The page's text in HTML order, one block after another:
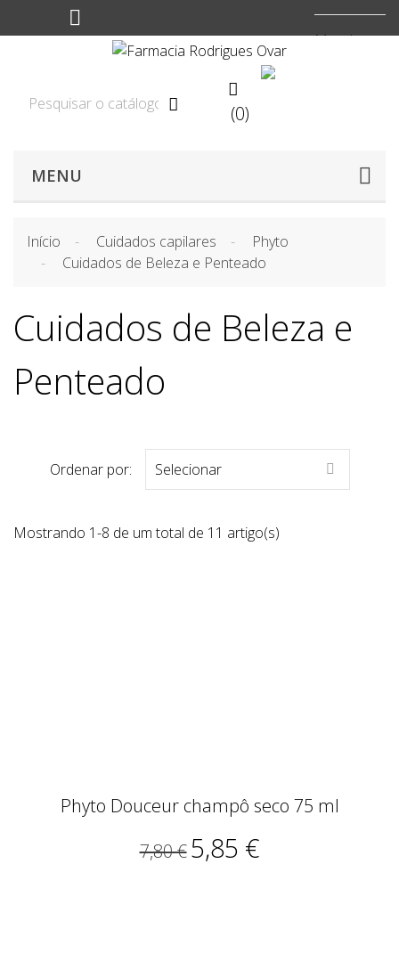
Moeda:


(0)
MENU
Início Cuidados capilares
Phyto
Cuidados de Beleza e Penteado
Cuidados de Beleza e
Penteado
Ordenar por: Selecionar 
Mostrando 1-8 de um total de 11 artigo(s)
Phyto Douceur champô seco 75 ml
7,80 € 5,85 €